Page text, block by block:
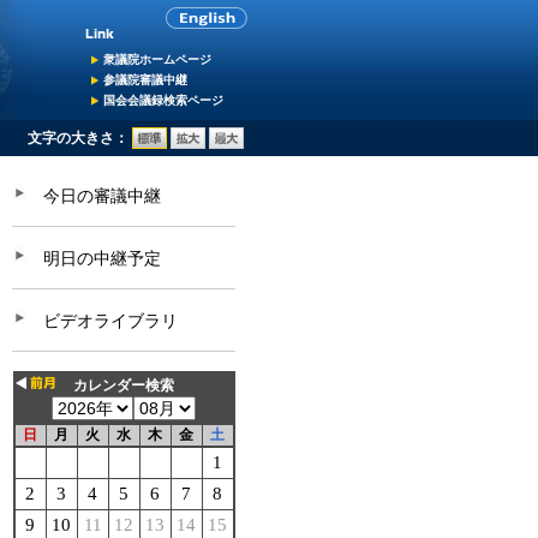
衆議院ホームページ
参議院審議中継
国会会議録検索ページ
文字の大きさ：
今日の審議中継
明日の中継予定
ビデオライブラリ
カレンダー検索
日 月 火 水 木 金 土
1
2
3 4 5 6 7
8
9
10 11 12 13 14
15